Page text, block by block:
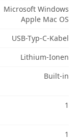
Microsoft Windows
Apple Mac OS
USB-Typ-C-Kabel
Lithium-Ionen
Built-in
1
1